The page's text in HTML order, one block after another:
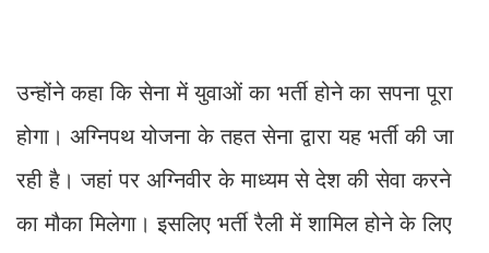
उन्होंने कहा कि सेना में युवाओं का भर्ती होने का सपना पूरा
होगा। अग्निपथ योजना के तहत सेना द्वारा यह भर्ती की जा
रही है। जहां पर अग्निवीर के माध्यम से देश की सेवा करने
का मौका मिलेगा। इसलिए भर्ती रैली में शामिल होने के लिए